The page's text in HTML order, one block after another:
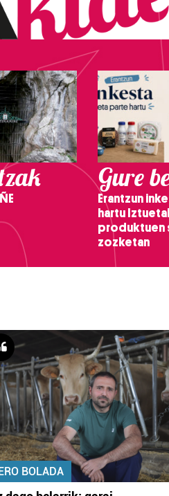
Gure
Erantzun
hartu
produktuen
zozketan
BOLADA